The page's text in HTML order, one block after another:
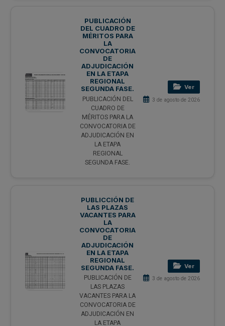
PUBLICACIÓN
DEL CUADRO DE
MÉRITOS PARA
LA
CONVOCATORIA
DE
ADJUDICACIÓN
EN LA ETAPA
REGIONAL
SEGUNDA FASE.
PUBLICACIÓN DEL
CUADRO DE
MÉRITOS PARA LA
CONVOCATORIA DE
ADJUDICACIÓN EN
LA ETAPA
REGIONAL
SEGUNDA FASE.
Ver
3 de agosto de 2026
PUBLICCIÓN DE
LAS PLAZAS
VACANTES PARA
LA
CONVOCATORIA
DE
ADJUDICACIÓN
EN LA ETAPA
REGIONAL
SEGUNDA FASE.
PUBLICACIÓN DE
LAS PLAZAS
VACANTES PARA LA
CONVOCATORIA DE
ADJUDICACIÓN EN
LA ETAPA
Ver
3 de agosto de 2026